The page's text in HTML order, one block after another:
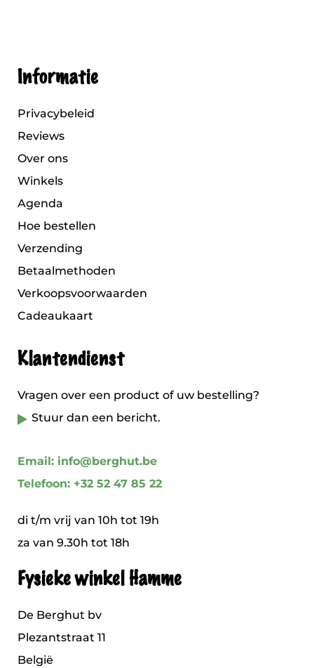
Informatie
Privacybeleid
Reviews
Over ons
Winkels
Agenda
Hoe bestellen
Verzending
Betaalmethoden
Verkoopsvoorwaarden
Cadeaukaart
Klantendienst
Vragen over een product of uw bestelling?
Stuur dan een bericht.
Email: info@berghut.be
Telefoon: +32 52 47 85 22
di t/m vrij van 10h tot 19h
za van 9.30h tot 18h
Fysieke winkel Hamme
De Berghut bv
Plezantstraat 11
België